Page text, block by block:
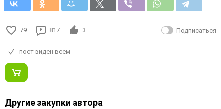
79 817 3 Подписаться
пост виден всем
Другие закупки автора